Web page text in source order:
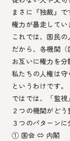
まさに『独裁』で
権力が暴走してい
これでは、国民の
だから、各機関
お互いに権力を
私たちの人権は守
というわけです。
ではでは、「監視
２つの機関がど
３つのパターンに
① 国会 ⇔ 内閣